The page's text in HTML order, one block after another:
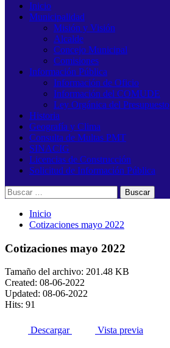
Inicio
Municipalidad
Misión y Visión
Alcalde
Concejo Municipal
Comisiones
Información Pública
Información de Oficio
Información del COMUDE
Ley Orgánica del Presupuesto
Historia
Geografía y Clima
Consulta de Multas PMT
SINACIG
Licencias de Construcción
Solicitud de Información Pública
Buscar:
Inicio
Cotizaciones mayo 2022
Cotizaciones mayo 2022
Tamaño del archivo: 201.48 KB
Created: 08-06-2022
Updated: 08-06-2022
Hits: 91
Descargar Vista previa